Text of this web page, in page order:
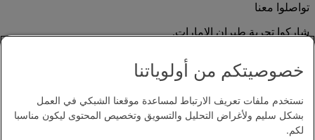
تواصلوا معنا
شاركوا تجربة طيران الإمارات.
خصوصيتكم من أولوياتنا
نستخدم ملفات تعريف الارتباط لمساعدة موقعنا الشبكي في العمل
بشكل سليم ولأغراض التحليل والتسويق وتخصيص المحتوى ليكون مناسبا
لكم.